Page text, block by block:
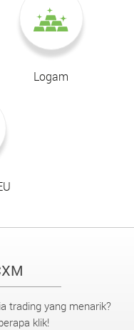
Logam
trading yang menarik?
klik!